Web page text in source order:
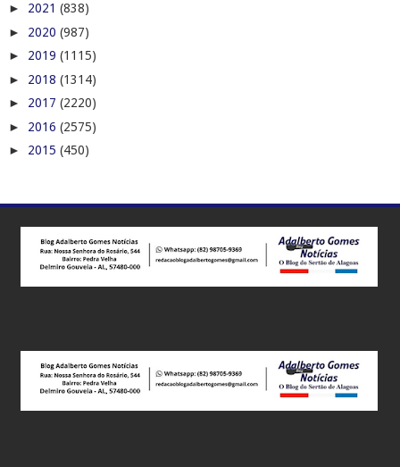
► 2021 (838)
► 2020 (987)
► 2019 (1115)
► 2018 (1314)
► 2017 (2220)
► 2016 (2575)
► 2015 (450)